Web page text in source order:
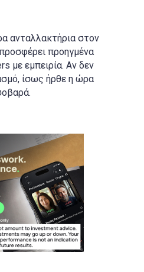
ανταλλακτήρια στον
προηγμένα
με εμπειρία. Αν δεν
ίσως ήρθε η ώρα